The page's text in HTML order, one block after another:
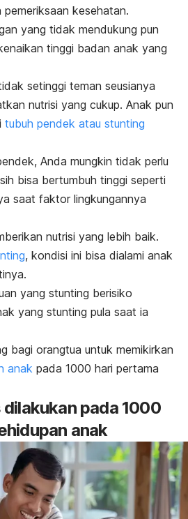
pemeriksaan kesehatan.
yang tidak mendukung pun
tinggi badan anak yang
setinggi teman seusianya
nutrisi yang cukup. Anak pun
tubuh pendek atau stunting
Anda mungkin tidak perlu
bisa bertumbuh tinggi seperti
saat faktor lingkungannya
nutrisi yang lebih baik.
, kondisi ini bisa dialami anak
yang stunting berisiko
yang stunting pula saat ia
bagi orangtua untuk memikirkan
anak pada 1000 hari pertama
pada 1000
anak